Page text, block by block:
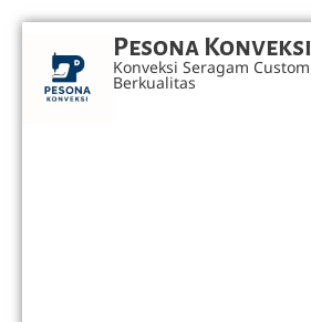
Pesona Konveksi
Konveksi Seragam Custom
Berkualitas